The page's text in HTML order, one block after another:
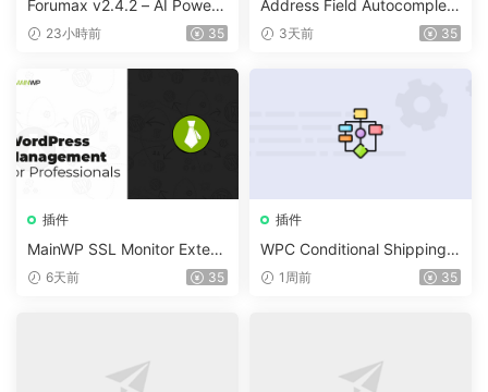
Forumax v2.4.2 – AI Powere
d Advanced Community For
23小時前 35
Address Field Autocomplete
For WooCommerce v1.3.2
3天前 35
插件
MainWP SSL Monitor Extens
ion v5.2
6天前 35
插件
WPC Conditional Shipping &
Payments (Premium) v1.0.2
1周前 35